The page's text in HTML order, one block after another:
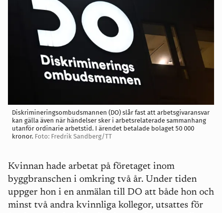
Diskrimineringsombudsmannen (DO) slår fast att arbetsgivaransvar
kan gälla även när händelser sker i arbetsrelaterade sammanhang
utanför ordinarie arbetstid. I ärendet betalade bolaget 50 000
kronor. Foto: Fredrik Sandberg/TT
Kvinnan hade arbetat på företaget inom
byggbranschen i omkring två år. Under tiden
uppger hon i en anmälan till DO att både hon och
minst två andra kvinnliga kollegor, utsattes för